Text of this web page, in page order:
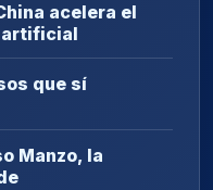
acelera el
artificial
que sí
Manzo, la